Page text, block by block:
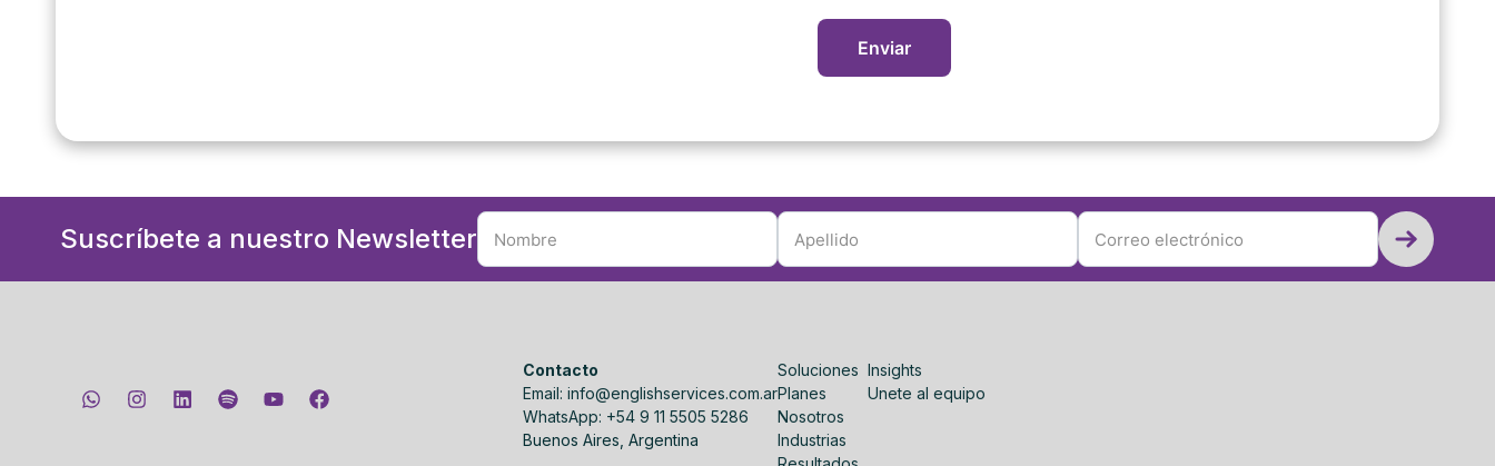
Suscríbete a nuestro Newsletter
Contacto
Email: info@englishservices.com.ar
WhatsApp: +54 9 11 5505 5286
Buenos Aires, Argentina
Soluciones
Planes
Nosotros
Industrias
Insights
Unete al equipo